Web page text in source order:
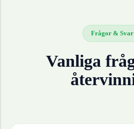
Frågor & Svar
Vanliga